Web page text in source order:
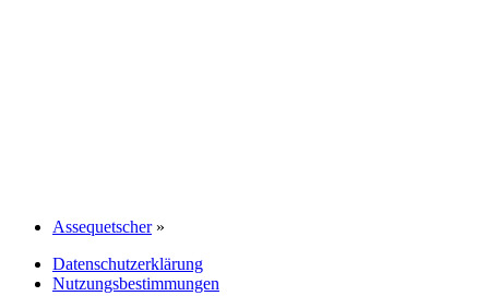
Assequetscher »
Datenschutzerklärung
Nutzungsbestimmungen